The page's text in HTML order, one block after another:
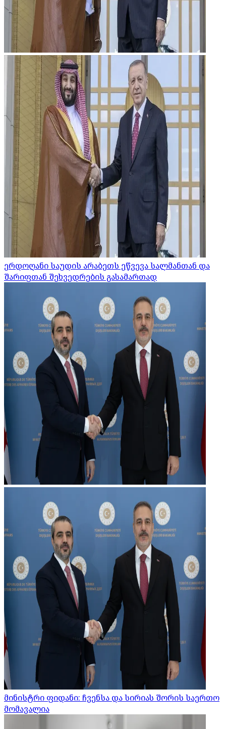
ერდოღანი საუდის არაბეთს ეწვევა სალმანთან და
შარიფთან შეხვედრების გასამართად
მინისტრი ფიდანი: ჩვენსა და სირიას შორის საერთო
მომავალია